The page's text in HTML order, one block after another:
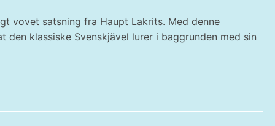
vovet satsning fra Haupt Lakrits. Med denne
klassiske Svenskjävel lurer i baggrunden med sin